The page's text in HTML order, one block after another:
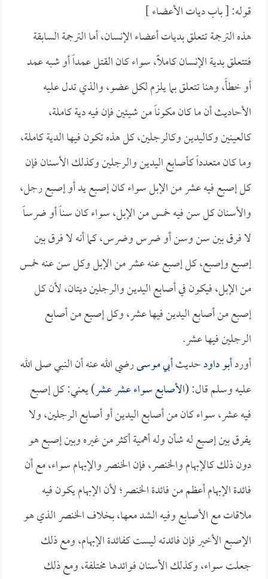
قوله: [ باب ديات الأعضاء ]
هذه الترجمة تتعلق بديات أعضاء الإنسان، أما الترجمة السابقة
فتتعلق بدية الإنسان كاملاًً، سواء كان القتل عمداً أو شبه عمد
أو خطأً، وهنا تتعلق بما يلزم لكل عضو، والذي تدل عليه
الأحاديث أن ما كان مكوناً من شيئين فإن فيه دية كاملة،
كالعينين وكاليدين وكالرجلين، كل هذه تكون فيها الدية كاملة،
وما كان متعدداً كأصابع اليدين والرجلين وكذلك الأسنان فإن
كل إصبع فيه عشر من الإبل سواء كان إصبع يد أو إصبع رجل،
والأسنان كل سن فيه خمس من الإبل، سواء كان سناً أو ضرساً
لا فرق بين سن وسن أو ضرس وضرس، كما أنه لا فرق بين
إصبع وإصبع، كل إصبع عنه عشر من الإبل وكل سن عنه خمس
من الإبل، فيكون في أصابع اليدين والرجلين ديتان، لأن كل
إصبع من أصابع اليدين فيها عشر، وكل إصبع من أصابع
الرجلين فيها عشر.
أوردأبو داودحديثأبي موسىرضي الله عنه أن النبي صلى الله
عليه وسلم قال: (الأصابع سواء عشر عشر) يعني: كل إصبع
فيه عشر، سواء كان من أصابع اليدين أو أصابع الرجلين، ولا
يفرق بين إصبع له شأن وله أهمية أكثر من غيره وبين إصبع هو
دون ذلك كالإبهام والخنصر، فإن الخنصر والإبهام سواء، مع أن
فائدة الإبهام أعظم من فائدة الخنصر؛ لأن الإبهام يكون فيه
ملاقات مع الأصابع وفيه الشد معها، بخلاف الخنصر الذي هو
الإصبع الأخير فإن فائدته ليست كفائدة الإبهام، ومع ذلك
جعلت سواء، وكذلك الأسنان فوائدها مختلفة، ومع ذلك